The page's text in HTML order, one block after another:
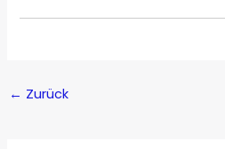
← Zurück